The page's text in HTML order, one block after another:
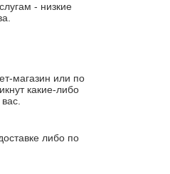
- низкие
магазин или по
какие-либо
либо по